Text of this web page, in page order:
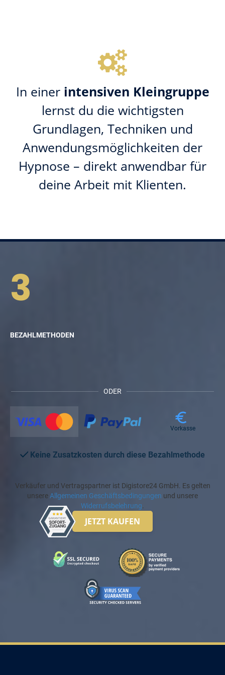
In einer intensiven Kleingruppe
lernst du die wichtigsten
Grundlagen, Techniken und
Anwendungsmöglichkeiten der
Hypnose – direkt anwendbar für
deine Arbeit mit Klienten.
3
ODER
BEZAHLMETHODEN
Vorkasse
Keine Zusatzkosten durch diese Bezahlmethode
Verkäufer und Vertragspartner ist Digistore24 GmbH. Es gelten
unsere Allgemeinen Geschäftsbedingungen und unsere
Widerrufsbelehrung
JETZT KAUFEN